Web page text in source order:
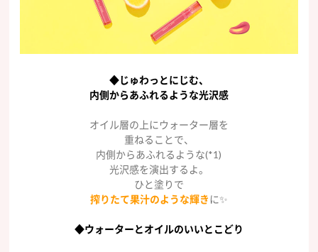
◆じゅわっとにじむ、
内側からあふれるような光沢感
オイル層の上にウォーター層を
重ねることで、
内側からあふれるような(*1)
光沢感を演出するよ。
ひと塗りで
搾りたて果汁のような輝きに✨
◆ウォーターとオイルのいいとこどり